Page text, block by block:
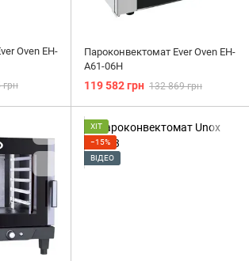
Oven EH-
грн
Пароконвектомат Ever Oven EH-
A61-06H
119 582 грн 132 869 грн
ХІТ
−15%
ВІДЕО